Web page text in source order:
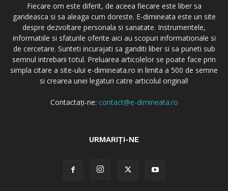
Fiecare om este diferit, de aceea fiecare este liber sa
gandeasca si sa aleaga cum doreste. E-dimineata este un site
despre dezvoltare personala si sanatate. Instrumentele,
informatiile si sfaturile oferite aici au scopuri informationale si
de cercetare. Sunteti incurajati sa ganditi liber si sa puneti sub
semnul intrebarii totul. Preluarea articolelor se poate face prin
simpla citare a site-ului e-dimineata.ro in limita a 500 de semne
si crearea unei legaturi catre articolul original!
Contactați-ne: contact@e-dimineata.ro
URMARIȚI-NE